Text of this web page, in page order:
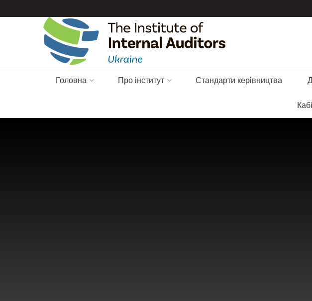
Головна Про інститут Стандарти керівництва